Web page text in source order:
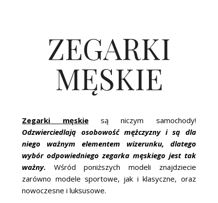
ZEGARKI
MĘSKIE
Zegarki męskiesą niczym samochody!
Odzwierciedlają osobowość mężczyzny i są dla
niego ważnym elementem wizerunku, dlatego
wybór odpowiedniego zegarka męskiego jest tak
ważny. Wśród poniższych modeli znajdziecie
zarówno modele sportowe, jak i klasyczne, oraz
nowoczesne i luksusowe.